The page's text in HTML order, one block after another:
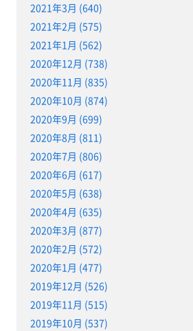
2021年3月 (640)
2021年2月 (575)
2021年1月 (562)
2020年12月 (738)
2020年11月 (835)
2020年10月 (874)
2020年9月 (699)
2020年8月 (811)
2020年7月 (806)
2020年6月 (617)
2020年5月 (638)
2020年4月 (635)
2020年3月 (877)
2020年2月 (572)
2020年1月 (477)
2019年12月 (526)
2019年11月 (515)
2019年10月 (537)